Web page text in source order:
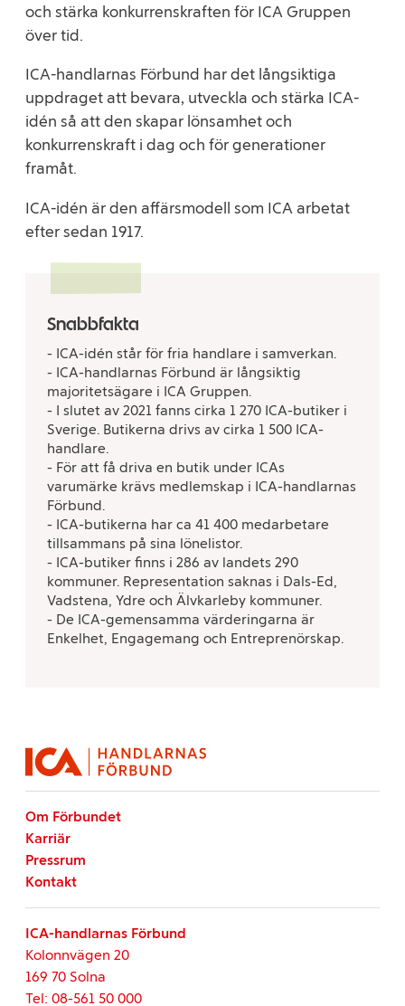
och stärka konkurrenskraften för ICA Gruppen
över tid.
ICA-handlarnas Förbund har det långsiktiga
uppdraget att bevara, utveckla och stärka ICA-
idén så att den skapar lönsamhet och
konkurrenskraft i dag och för generationer
framåt.
ICA-idén är den affärsmodell som ICA arbetat
efter sedan 1917.
Snabbfakta
- ICA-idén står för fria handlare i samverkan.
- ICA-handlarnas Förbund är långsiktig
majoritetsägare i ICA Gruppen.
- I slutet av 2021 fanns cirka 1 270 ICA-butiker i
Sverige. Butikerna drivs av cirka 1 500 ICA-
handlare.
- För att få driva en butik under ICAs
varumärke krävs medlemskap i ICA-handlarnas
Förbund.
- ICA-butikerna har ca 41 400 medarbetare
tillsammans på sina lönelistor.
- ICA-butiker finns i 286 av landets 290
kommuner. Representation saknas i Dals-Ed,
Vadstena, Ydre och Älvkarleby kommuner.
- De ICA-gemensamma värderingarna är
Enkelhet, Engagemang och Entreprenörskap.
Om Förbundet
Karriär
Pressrum
Kontakt
ICA-handlarnas Förbund
Kolonnvägen 20
169 70 Solna
Tel: 08-561 50 000